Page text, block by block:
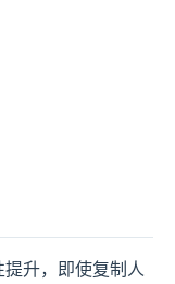
升，即使复制人